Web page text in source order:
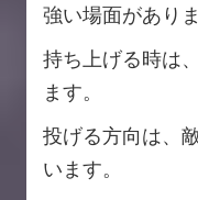
強い場面がありま
持ち上げる時は
ます。
投げる方向は、
います。